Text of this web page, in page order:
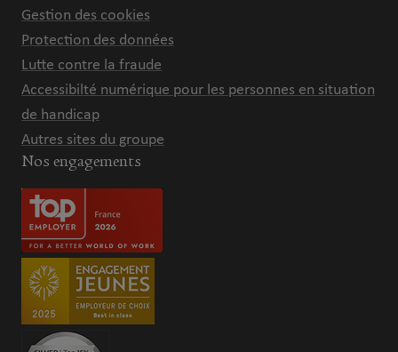
Gestion des cookies
Protection des données
Lutte contre la fraude
Accessibilté numérique pour les personnes en situation
de handicap
Autres sites du groupe
Nos engagements